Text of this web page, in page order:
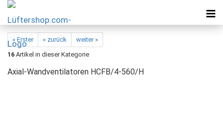
« Erster « zurück
weiter »
16 Artikel in dieser Kategorie
Axial-Wandventilatoren HCFB/4-560/H